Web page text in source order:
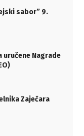
sabor” 9.
uručene Nagrade
Zaječara